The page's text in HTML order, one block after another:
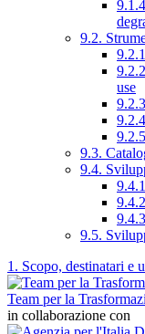
9.2.
use
9.3.
9.4.
9.5.
1. Scopo, destinatari e
Team per la
in collaborazione con